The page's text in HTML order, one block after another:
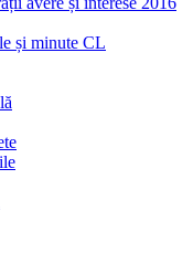
și minute CL